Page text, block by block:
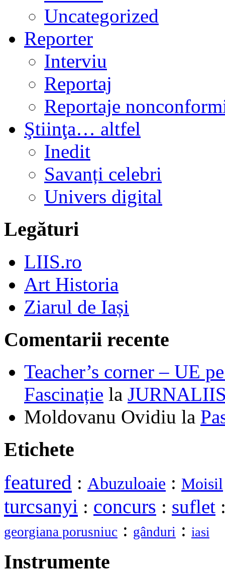
Uncategorized
Reporter
Interviu
Reportaj
Reportaje
Ştiinţa… altfel
Inedit
Savanți celebri
Univers digital
Legături
LIIS.ro
Art Historia
Ziarul de Iași
Comentarii recente
Teacher’s corner – UE
Fascinație la
Moldovanu Ovidiu la
Etichete
featured : Abuzuloaie : Moisil
turcsanyi : concurs : suflet
georgiana porusniuc : gânduri : iasi
Instrumente